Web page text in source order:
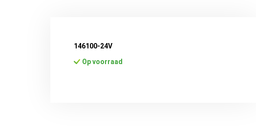
146100-24V
Op voorraad